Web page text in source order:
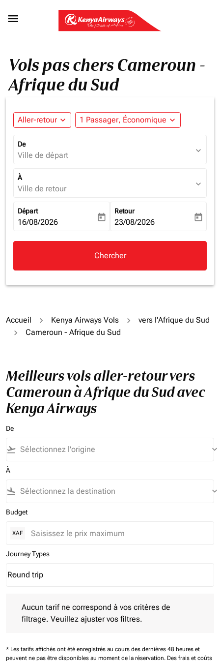

Vols pas chers Cameroun -
Afrique du Sud
Aller-retour expand_more 1 Passager, Économique expand_more
De
Ville de départ expand_more
À
Ville de retour expand_more
Départ
fc-booking-departure-date-aria-label
16/08/2026 today
Retour
fc-booking-return-date-aria-
23/08/2026 today
Chercher
Accueil Kenya Airways Vols
vers l'Afrique du Sud
Cameroun - Afrique du Sud
Meilleurs vols aller-retour vers
Cameroun à Afrique du Sud avec
Kenya Airways
De
flight_takeoff keyboard_arrow_down
À
flight_land keyboard_arrow_down
Budget
XAF
Journey Types
Journey Types option Round trip Selected
Round trip
keyboard_arrow_down
Aucun tarif ne correspond à vos critères de
filtrage. Veuillez ajuster vos filtres.
* Les tarifs affichés ont été enregistrés au cours des dernières 48 heures et
peuvent ne pas être disponibles au moment de la réservation. Des frais et coûts